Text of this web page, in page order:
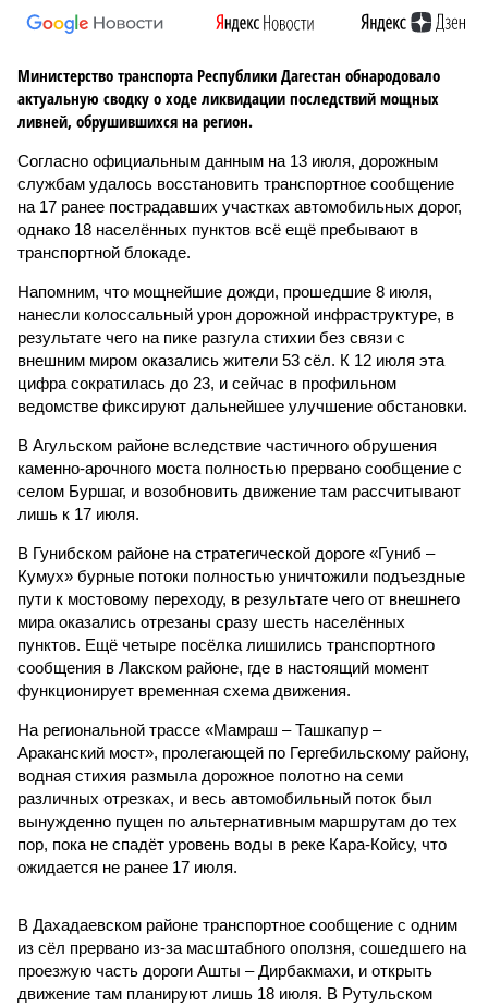
Министерство транспорта Республики Дагестан обнародовало
актуальную сводку о ходе ликвидации последствий мощных
ливней, обрушившихся на регион.
Согласно официальным данным на 13 июля, дорожным
службам удалось восстановить транспортное сообщение
на 17 ранее пострадавших участках автомобильных дорог,
однако 18 населённых пунктов всё ещё пребывают в
транспортной блокаде.
Напомним, что мощнейшие дожди, прошедшие 8 июля,
нанесли колоссальный урон дорожной инфраструктуре, в
результате чего на пике разгула стихии без связи с
внешним миром оказались жители 53 сёл. К 12 июля эта
цифра сократилась до 23, и сейчас в профильном
ведомстве фиксируют дальнейшее улучшение обстановки.
В Агульском районе вследствие частичного обрушения
каменно-арочного моста полностью прервано сообщение с
селом Буршаг, и возобновить движение там рассчитывают
лишь к 17 июля.
В Гунибском районе на стратегической дороге «Гуниб –
Кумух» бурные потоки полностью уничтожили подъездные
пути к мостовому переходу, в результате чего от внешнего
мира оказались отрезаны сразу шесть населённых
пунктов. Ещё четыре посёлка лишились транспортного
сообщения в Лакском районе, где в настоящий момент
функционирует временная схема движения.
На региональной трассе «Мамраш – Ташкапур –
Араканский мост», пролегающей по Гергебильскому району,
водная стихия размыла дорожное полотно на семи
различных отрезках, и весь автомобильный поток был
вынужденно пущен по альтернативным маршрутам до тех
пор, пока не спадёт уровень воды в реке Кара-Койсу, что
ожидается не ранее 17 июля.
В Дахадаевском районе транспортное сообщение с одним
из сёл прервано из-за масштабного оползня, сошедшего на
проезжую часть дороги Ашты – Дирбакмахи, и открыть
движение там планируют лишь 18 июля. В Рутульском